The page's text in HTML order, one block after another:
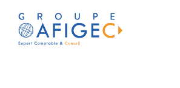
Passer
contenu